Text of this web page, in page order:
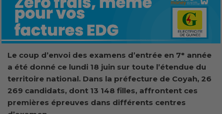
Le coup d’envoi des examens d’entrée en 7ᵉ année
a été donné ce lundi 18 juin sur toute l’étendue du
territoire national. Dans la préfecture de Coyah, 26
269 candidats, dont 13 148 filles, affrontent ces
premières épreuves dans différents centres